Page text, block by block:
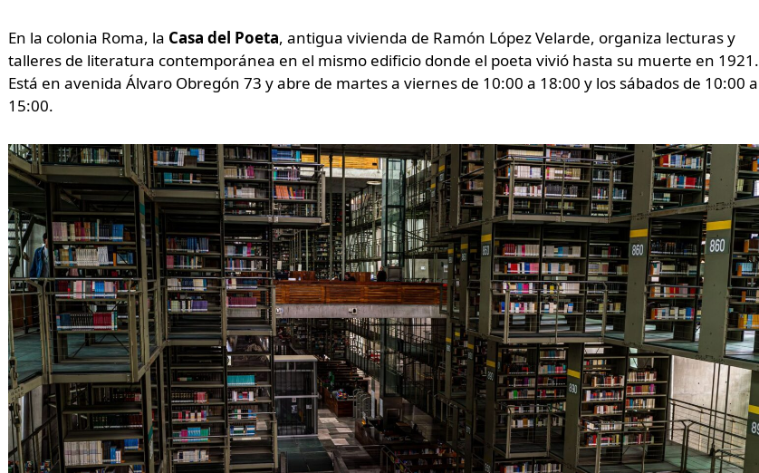
En la colonia Roma, la Casa del Poeta, antigua vivienda de Ramón López Velarde, organiza lecturas y
talleres de literatura contemporánea en el mismo edificio donde el poeta vivió hasta su muerte en 1921.
Está en avenida Álvaro Obregón 73 y abre de martes a viernes de 10:00 a 18:00 y los sábados de 10:00 a
15:00.